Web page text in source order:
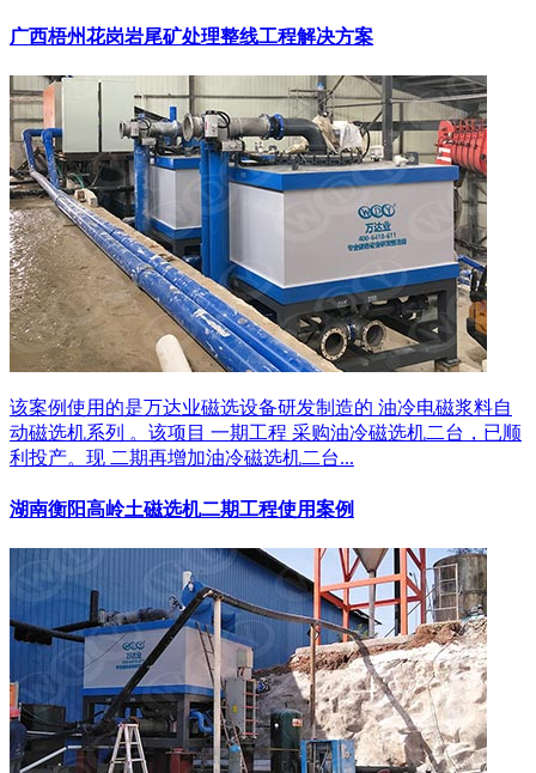
广西梧州花岗岩尾矿处理整线工程解决方案
该案例使用的是万达业磁选设备研发制造的 油冷电磁浆料自
动磁选机系列 。该项目 一期工程 采购油冷磁选机二台，已顺
利投产。现 二期再增加油冷磁选机二台...
湖南衡阳高岭土磁选机二期工程使用案例